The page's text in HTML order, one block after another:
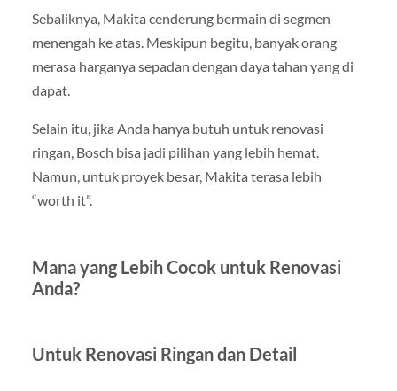
Sebaliknya, Makita cenderung bermain di segmen
menengah ke atas. Meskipun begitu, banyak orang
merasa harganya sepadan dengan daya tahan yang di
dapat.
Selain itu, jika Anda hanya butuh untuk renovasi
ringan, Bosch bisa jadi pilihan yang lebih hemat.
Namun, untuk proyek besar, Makita terasa lebih
“worth it”.
Mana yang Lebih Cocok untuk Renovasi
Anda?
Untuk Renovasi Ringan dan Detail